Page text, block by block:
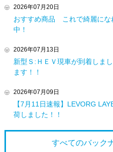
2026年07月20日
おすすめ商品 これで綺麗にな
中！
2026年07月13日
新型Ｓ:ＨＥＶ現車が到着しま
ます！！
2026年07月09日
【7月11日速報】LEVORG
荷しました！！
すべてのバック